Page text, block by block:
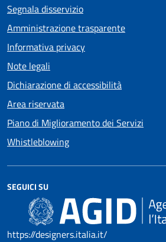
Segnala disservizio
Amministrazione trasparente
Informativa privacy
Note legali
Dichiarazione di accessibilità
Area riservata
Piano di Miglioramento dei Servizi
Whistleblowing
SEGUICI SU
https://designers.italia.it/